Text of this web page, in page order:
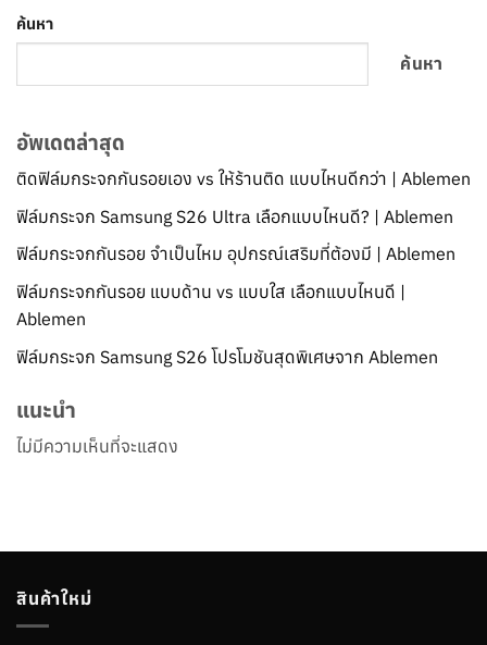
ค้นหา
ค้นหา
อัพเดตล่าสุด
ติดฟิล์มกระจกกันรอยเอง vs ให้ร้านติด แบบไหนดีกว่า | Ablemen
ฟิล์มกระจก Samsung S26 Ultra เลือกแบบไหนดี? | Ablemen
ฟิล์มกระจกกันรอย จำเป็นไหม อุปกรณ์เสริมที่ต้องมี | Ablemen
ฟิล์มกระจกกันรอย แบบด้าน vs แบบใส เลือกแบบไหนดี |
Ablemen
ฟิล์มกระจก Samsung S26 โปรโมชันสุดพิเศษจาก Ablemen
แนะนำ
ไม่มีความเห็นที่จะแสดง
สินค้าใหม่